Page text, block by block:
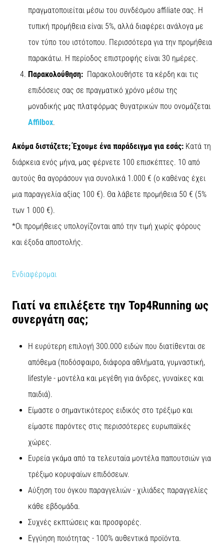
Πελματιαία
Συμπτώματα,
Αίτια
Αντιμετώπιση
φτέρνα
τη
διάρκεια
μετά
το
Μία
από
πιο
αιτίες
είναι
πελματιαία…
όλων
των
άρθρων
πραγματοποιείται μέσω του συνδέσμου affiliate σας. Η
τυπική προμήθεια είναι 5%, αλλά διαφέρει ανάλογα με
τον τύπο του ιστότοπου. Περισσότερα για την προμήθεια
παρακάτω. Η περίοδος επιστροφής είναι 30 ημέρες.
Παρακολούθηση: Παρακολουθήστε τα κέρδη και τις
επιδόσεις σας σε πραγματικό χρόνο μέσω της
μοναδικής μας πλατφόρμας θυγατρικών που ονομάζεται
Affilbox.
Ακόμα διστάζετε; Έχουμε ένα παράδειγμα για εσάς: Κατά τη
διάρκεια ενός μήνα, μας φέρνετε 100 επισκέπτες. 10 από
αυτούς θα αγοράσουν για συνολικά 1.000 € (ο καθένας έχει
μια παραγγελία αξίας 100 €). Θα λάβετε προμήθεια 50 € (5%
των 1 000 €).
*Οι προμήθειες υπολογίζονται από την τιμή χωρίς φόρους
και έξοδα αποστολής.
Ενδιαφέρομαι
Γιατί να επιλέξετε την Top4Running ως
συνεργάτη σας;
Η ευρύτερη επιλογή 300.000 ειδών που διατίθενται σε
απόθεμα (ποδόσφαιρο, διάφορα αθλήματα, γυμναστική,
lifestyle - μοντέλα και μεγέθη για άνδρες, γυναίκες και
παιδιά).
Είμαστε ο σημαντικότερος ειδικός στο τρέξιμο και
είμαστε παρόντες στις περισσότερες ευρωπαϊκές
χώρες.
Ευρεία γκάμα από τα τελευταία μοντέλα παπουτσιών για
τρέξιμο κορυφαίων επιδόσεων.
Αύξηση του όγκου παραγγελιών - χιλιάδες παραγγελίες
κάθε εβδομάδα.
Συχνές εκπτώσεις και προσφορές.
Εγγύηση ποιότητας - 100% αυθεντικά προϊόντα.